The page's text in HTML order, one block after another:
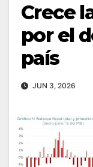
Crece
por el
país
JUN 3, 2026